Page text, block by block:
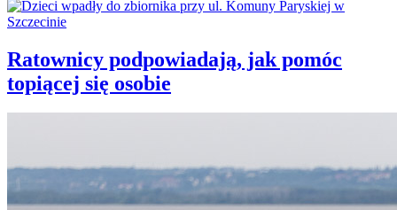
Ratownicy podpowiadają, jak pomóc
topiącej się osobie